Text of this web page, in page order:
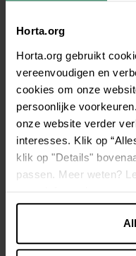
Horta.org
Horta.org gebruikt
vereenvoudigen en
cookies om onze
persoonlijke
onze website verder
interesses. Klik op
klik op "Details"
passen. Meer weten?
meer informatie.
Ficelle d’emballage et
synthétique résistante et
usages multiples.
Fabriqué en
Fort et léger